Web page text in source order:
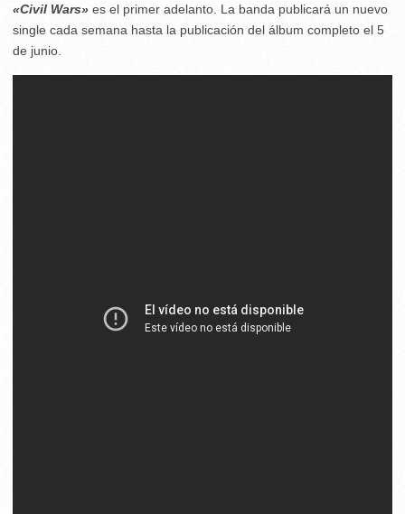
«Civil Wars» es el primer adelanto. La banda publicará un nuevo
single cada semana hasta la publicación del álbum completo el 5
de junio.